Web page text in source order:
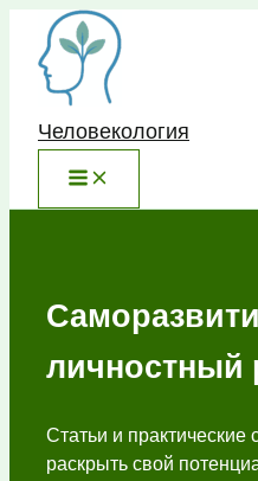
Перейти
содержимому
Человекология
личностный
Статьи и практические
раскрыть свой